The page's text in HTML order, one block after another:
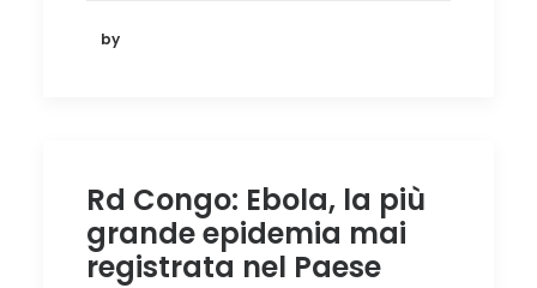
by
Rd Congo: Ebola, la più
grande epidemia mai
registrata nel Paese